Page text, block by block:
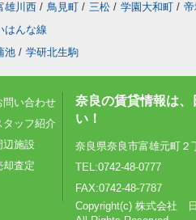
雄川西 / 鳥見町 / 三松 / 学園大和町 / 帝
はんな線
池 / 学研北生駒
問い合わせ
タッフ紹介
辺施設
却査定
奈良の賃貸情報は
い！
奈良県奈良市富雄元町２
TEL:0742-48-0777
FAX:0742-48-7787
Copyright(c) 株式会社